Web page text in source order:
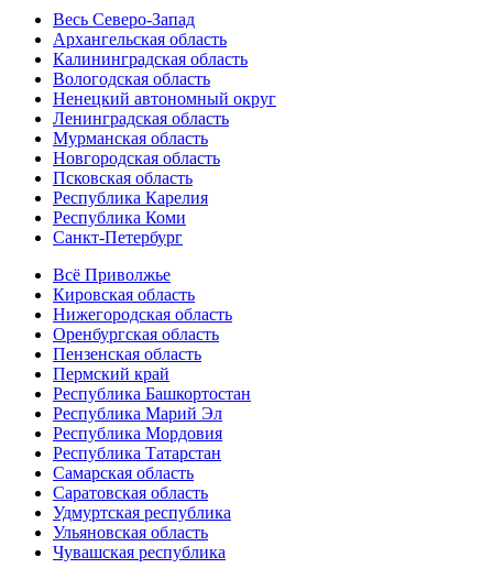
Весь Северо-Запад
Архангельская область
Калининградская область
Вологодская область
Ненецкий автономный округ
Ленинградская область
Мурманская область
Новгородская область
Псковская область
Республика Карелия
Республика Коми
Санкт-Петербург
Всё Приволжье
Кировская область
Нижегородская область
Оренбургская область
Пензенская область
Пермский край
Республика Башкортостан
Республика Марий Эл
Республика Мордовия
Республика Татарстан
Самарская область
Саратовская область
Удмуртская республика
Ульяновская область
Чувашская республика